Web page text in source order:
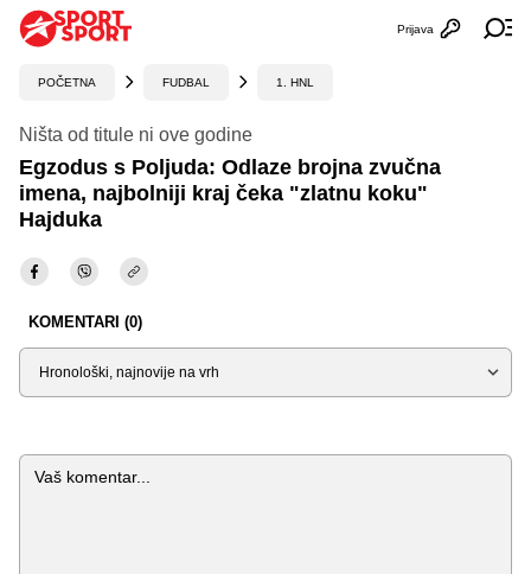
Otvori
Prijava
POČETNA FUDBAL 1. HNL
Ništa od titule ni ove godine
Egzodus s Poljuda: Odlaze brojna zvučna
imena, najbolniji kraj čeka "zlatnu koku"
Hajduka
KOMENTARI (0)
Sortiraj
Komentar